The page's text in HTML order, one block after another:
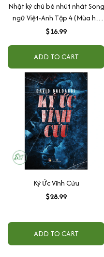
Nhật ký chú bé nhút nhát Song
ngữ Việt-Anh Tập 4 (Mùa hè
tuyệt vời)
$16.99
ADD TO CART
Ký Ức Vĩnh Cửu
$28.99
ADD TO CART